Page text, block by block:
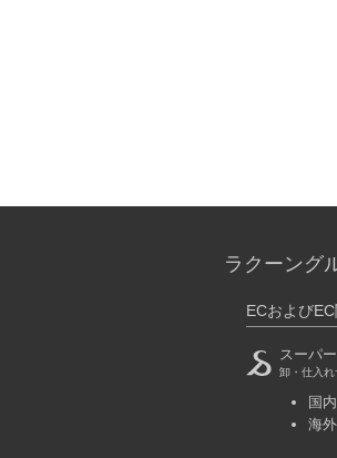
ラクーング
ECおよび
スーパ
卸・仕入れ
国
海